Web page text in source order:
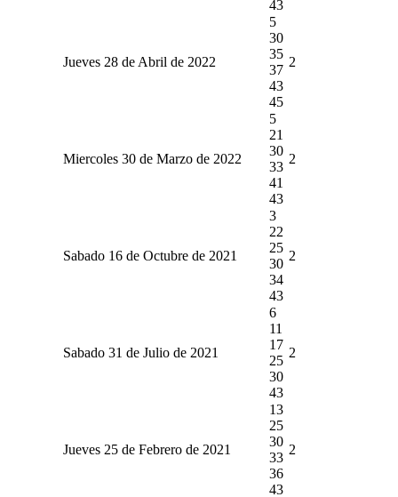
43
Jueves 28 de Abril de 2022
5
30
35
37
43
45
2
Miercoles 30 de Marzo de 2022
5
21
30
33
41
43
2
Sabado 16 de Octubre de 2021
3
22
25
30
34
43
2
Sabado 31 de Julio de 2021
6
11
17
25
30
43
2
Jueves 25 de Febrero de 2021
13
25
30
33
36
43
2